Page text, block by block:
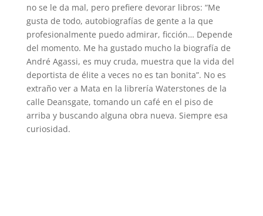
no se le da mal, pero prefiere devorar libros: “Me
gusta de todo, autobiografías de gente a la que
profesionalmente puedo admirar, ficción… Depende
del momento. Me ha gustado mucho la biografía de
André Agassi, es muy cruda, muestra que la vida del
deportista de élite a veces no es tan bonita”. No es
extraño ver a Mata en la librería Waterstones de la
calle Deansgate, tomando un café en el piso de
arriba y buscando alguna obra nueva. Siempre esa
curiosidad.